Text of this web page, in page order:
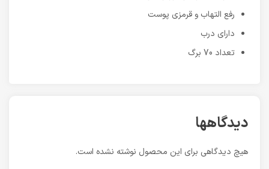
رفع التهاب و قرمزی پوست
دارای درب
تعداد 70 برگ
دیدگاهها
هیچ دیدگاهی برای این محصول نوشته نشده است.